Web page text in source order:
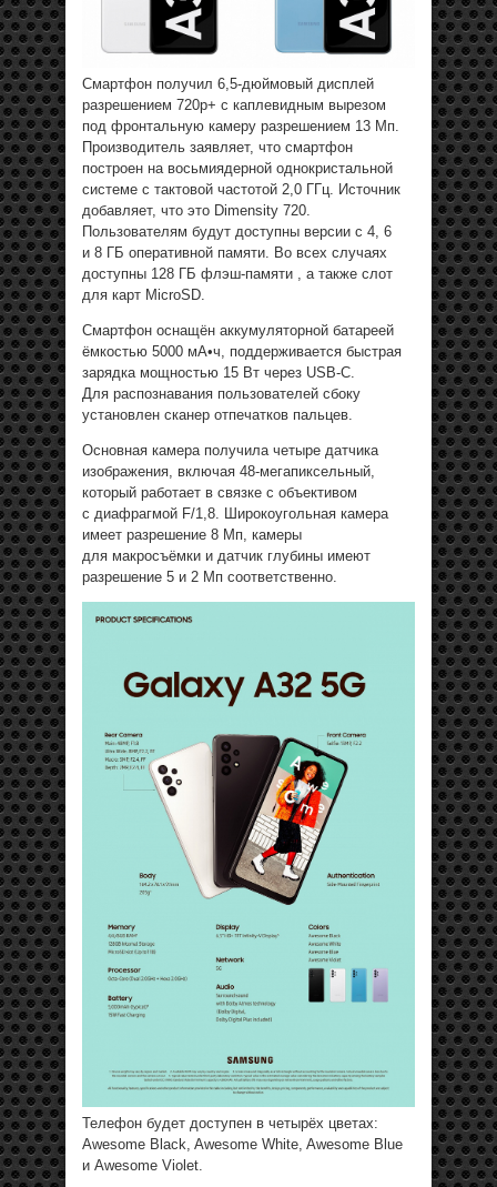
Смартфон получил 6,5-дюймовый дисплей
разрешением 720p+ с каплевидным вырезом
под фронтальную камеру разрешением 13 Мп.
Производитель заявляет, что смартфон
построен на восьмиядерной однокристальной
системе с тактовой частотой 2,0 ГГц. Источник
добавляет, что это Dimensity 720.
Пользователям будут доступны версии с 4, 6
и 8 ГБ оперативной памяти. Во всех случаях
доступны 128 ГБ флэш-памяти , а также слот
для карт MicroSD.
Смартфон оснащён аккумуляторной батареей
ёмкостью 5000 мА•ч, поддерживается быстрая
зарядка мощностью 15 Вт через USB-C.
Для распознавания пользователей сбоку
установлен сканер отпечатков пальцев.
Основная камера получила четыре датчика
изображения, включая 48-мегапиксельный,
который работает в связке с объективом
с диафрагмой F/1,8. Широкоугольная камера
имеет разрешение 8 Мп, камеры
для макросъёмки и датчик глубины имеют
разрешение 5 и 2 Мп соответственно.
Телефон будет доступен в четырёх цветах:
Awesome Black, Awesome White, Awesome Blue
и Awesome Violet.